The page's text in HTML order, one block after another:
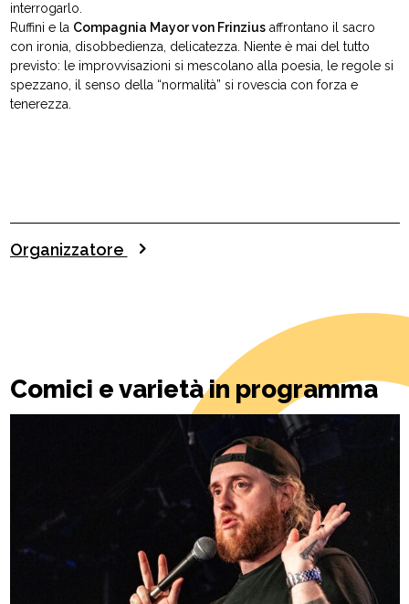
interrogarlo.
Ruffini e la Compagnia Mayor von Frinziusaffrontano il sacro
con ironia, disobbedienza, delicatezza. Niente è mai del tutto
previsto: le improvvisazioni si mescolano alla poesia, le regole si
spezzano, il senso della “normalità” si rovescia con forza e
tenerezza.
Organizzatore
Comici e varietà in programma